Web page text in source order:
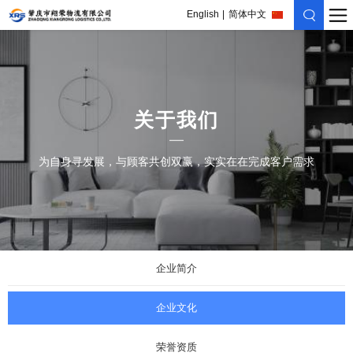
English 简体中文
关于我们
为自身寻发展，与顾客共创双赢，实实在在完成客户需求
企业简介
企业文化
荣誉资质